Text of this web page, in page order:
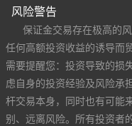
风险警告
保证金交易存在极高的
任何高额投资收益的诱导而
需要提醒您：投资导致的损
虑自身的投资经验及风险承
杆交易本身，同时也有可能
别、远离风险。所有投资者